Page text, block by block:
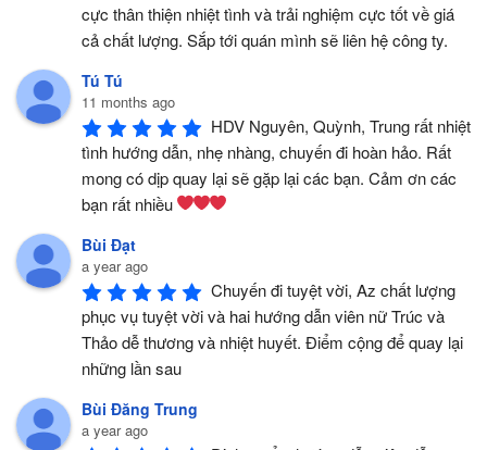
cực thân thiện nhiệt tình và trải nghiệm cực tốt về giá
cả chất lượng. Sắp tới quán mình sẽ liên hệ công ty.
Tú Tú
11 months ago
HDV Nguyên, Quỳnh, Trung rất nhiệt
tình hướng dẫn, nhẹ nhàng, chuyến đi hoàn hảo. Rất
mong có dịp quay lại sẽ gặp lại các bạn. Cảm ơn các
bạn rất nhiều
Bùi Đạt
a year ago
Chuyến đi tuyệt vời, Az chất lượng
phục vụ tuyệt vời và hai hướng dẫn viên nữ Trúc và
Thảo dễ thương và nhiệt huyết. Điểm cộng để quay lại
những lần sau
Bùi Đăng Trung
a year ago